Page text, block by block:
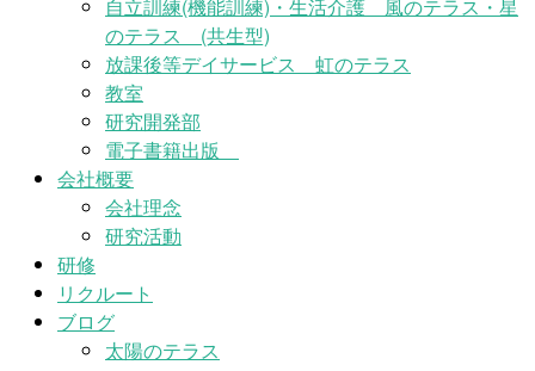
自立訓練(機能訓練)・生活介護 風のテラス・星
のテラス (共生型)
放課後等デイサービス 虹のテラス
教室
研究開発部
電子書籍出版
会社概要
会社理念
研究活動
研修
リクルート
ブログ
太陽のテラス